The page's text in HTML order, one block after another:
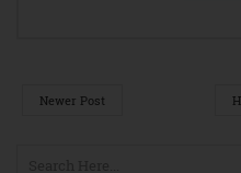
Newer Post